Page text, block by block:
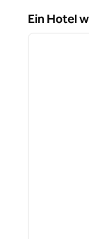
Ein Hotel
Ein Hotel
1 von 12